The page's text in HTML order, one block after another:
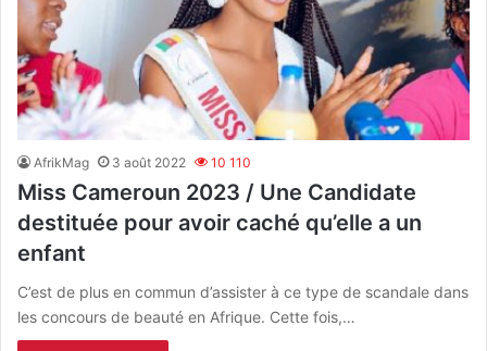
AfrikMag 3 août 2022 10 110
Miss Cameroun 2023 / Une Candidate
destituée pour avoir caché qu’elle a un
enfant
C’est de plus en commun d’assister à ce type de scandale dans
les concours de beauté en Afrique. Cette fois,…